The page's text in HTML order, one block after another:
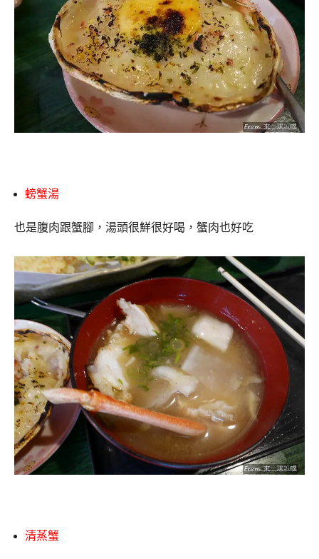
螃蟹湯
也是腹肉跟蟹腳，湯頭很鮮很好喝，蟹肉也好吃
清蒸蟹